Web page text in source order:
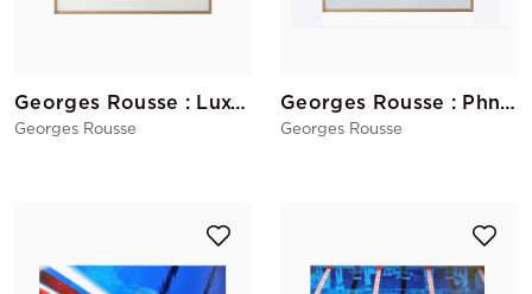
Georges Rousse : Luxembourg (jaune)
Georges Rousse
Georges Rousse : Phnom Penh
Georges Rousse